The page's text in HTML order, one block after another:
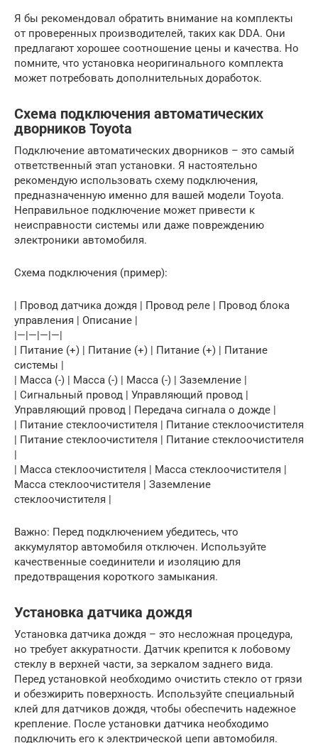
Я бы рекомендовал обратить внимание на комплекты
от проверенных производителей, таких как DDA. Они
предлагают хорошее соотношение цены и качества. Но
помните, что установка неоригинального комплекта
может потребовать дополнительных доработок.
Схема подключения автоматических
дворников Toyota
Подключение автоматических дворников – это самый
ответственный этап установки. Я настоятельно
рекомендую использовать схему подключения,
предназначенную именно для вашей модели Toyota.
Неправильное подключение может привести к
неисправности системы или даже повреждению
электроники автомобиля.
Схема подключения (пример):
| Провод датчика дождя | Провод реле | Провод блока
управления | Описание |
|—|—|—|—|
| Питание (+) | Питание (+) | Питание (+) | Питание
системы |
| Масса (-) | Масса (-) | Масса (-) | Заземление |
| Сигнальный провод | Управляющий провод |
Управляющий провод | Передача сигнала о дожде |
| Питание стеклоочистителя | Питание стеклоочистителя
| Питание стеклоочистителя | Питание стеклоочистителя
|
| Масса стеклоочистителя | Масса стеклоочистителя |
Масса стеклоочистителя | Заземление
стеклоочистителя |
Важно: Перед подключением убедитесь, что
аккумулятор автомобиля отключен. Используйте
качественные соединители и изоляцию для
предотвращения короткого замыкания.
Установка датчика дождя
Установка датчика дождя – это несложная процедура,
но требует аккуратности. Датчик крепится к лобовому
стеклу в верхней части, за зеркалом заднего вида.
Перед установкой необходимо очистить стекло от грязи
и обезжирить поверхность. Используйте специальный
клей для датчиков дождя, чтобы обеспечить надежное
крепление. После установки датчика необходимо
подключить его к электрической цепи автомобиля.